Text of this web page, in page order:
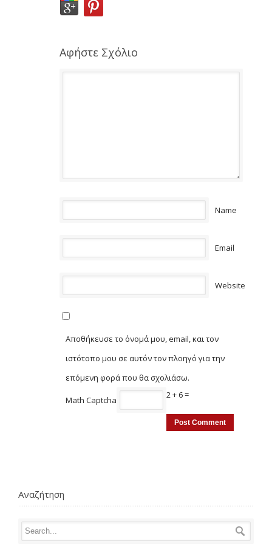
Αφήστε Σχόλιο
Name
Email
Website
Αποθήκευσε το όνομά μου, email, και τον
ιστότοπο μου σε αυτόν τον πλοηγό για την
επόμενη φορά που θα σχολιάσω.
Math Captcha 2 + 6 =
Αναζήτηση